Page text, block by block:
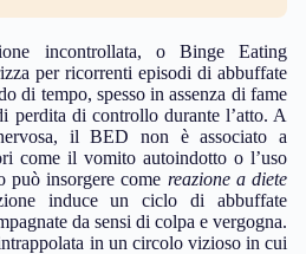
incontrollata, o Binge Eating
per ricorrenti episodi di abbuffate
di tempo, spesso in assenza di fame
perdita di controllo durante l’atto. A
il BED non è associato a
come il vomito autoindotto o l’uso
può insorgere come reazione a diete
induce un ciclo di abbuffate
da sensi di colpa e vergogna.
in un circolo vizioso in cui